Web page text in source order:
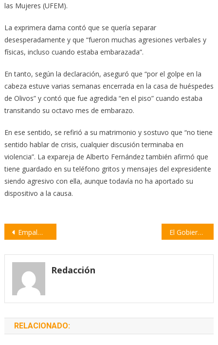
las Mujeres (UFEM).
La exprimera dama contó que se quería separar
desesperadamente y que “fueron muchas agresiones verbales y
físicas, incluso cuando estaba embarazada”.
En tanto, según la declaración, aseguró que “por el golpe en la
cabeza estuve varias semanas encerrada en la casa de huéspedes
de Olivos” y contó que fue agredida “en el piso” cuando estaba
transitando su octavo mes de embarazo.
En ese sentido, se refirió a su matrimonio y sostuvo que “no tiene
sentido hablar de crisis, cualquier discusión terminaba en
violencia”. La expareja de Alberto Fernández también afirmó que
tiene guardado en su teléfono gritos y mensajes del expresidente
siendo agresivo con ella, aunque todavía no ha aportado su
dispositivo a la causa.
Navegación
entradas
Empalme: Barrio Los Ciruelos ofrece este domingo el Festival «Un logo para mi barrio» El Gobierno de Santa Fe comprará 150 ambulancias y minibuses para la Salud pública
Redacción
RELACIONADO: